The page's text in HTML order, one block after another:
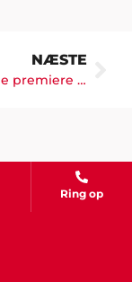
NÆSTE
Forrygende premiere på nyt show med Anders Bircow & Thomas Eje
Ring op